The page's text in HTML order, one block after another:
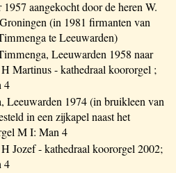
aangekocht door de heren W.
(in 1981 firmanten van
te Leeuwarden)
Leeuwarden 1958 naar
Martinus - kathedraal koororgel ;
4
Leeuwarden 1974 (in bruikleen van
in een zijkapel naast het
M I: Man 4
Jozef - kathedraal koororgel 2002;
4